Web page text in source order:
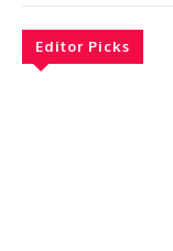
Editor Picks